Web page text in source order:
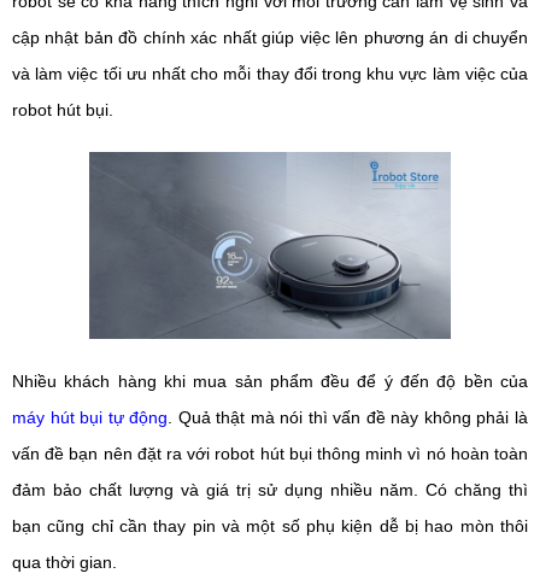
cập nhật bản đồ chính xác nhất giúp việc lên phương án di chuyển
và làm việc tối ưu nhất cho mỗi thay đổi trong khu vực làm việc của
robot hút bụi.
Nhiều khách hàng khi mua sản phẩm đều để ý đến độ bền của
máy hút bụi tự động . Quả thật mà nói thì vấn đề này không phải là
vấn đề bạn nên đặt ra với robot hút bụi thông minh vì nó hoàn toàn
đảm bảo chất lượng và giá trị sử dụng nhiều năm. Có chăng thì
bạn cũng chỉ cần thay pin và một số phụ kiện dễ bị hao mòn thôi
qua thời gian.